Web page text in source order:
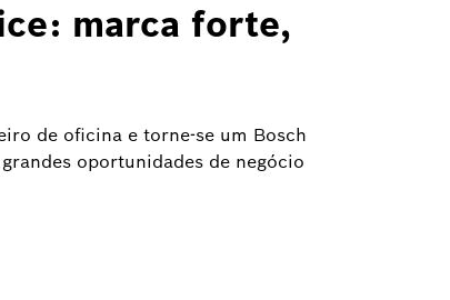
marca forte,
de oficina e torne-se um Bosch
oportunidades de negócio